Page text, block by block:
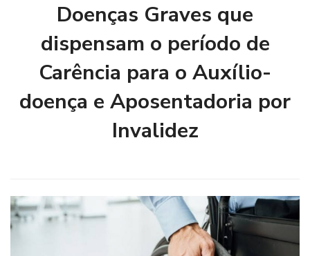
Doenças Graves que
dispensam o período de
Carência para o Auxílio-
doença e Aposentadoria por
Invalidez